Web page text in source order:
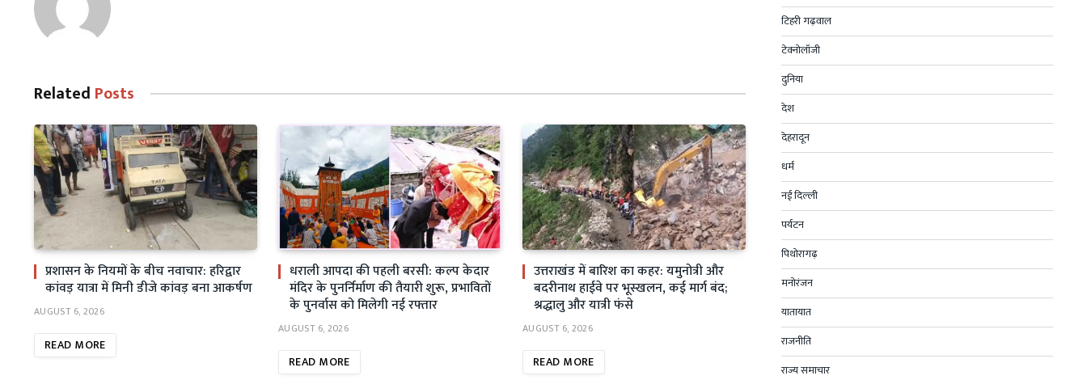
Related Posts
प्रशासन के नियमों के बीच नवाचार: हरिद्वार
कांवड़ यात्रा में मिनी डीजे कांवड़ बना आकर्षण
AUGUST 6, 2026
READ MORE
धराली आपदा की पहली बरसी: कल्प केदार
मंदिर के पुनर्निर्माण की तैयारी शुरू, प्रभावितों
के पुनर्वास को मिलेगी नई रफ्तार
AUGUST 6, 2026
READ MORE
उत्तराखंड में बारिश का कहर: यमुनोत्री और
बदरीनाथ हाईवे पर भूस्खलन, कई मार्ग बंद;
श्रद्धालु और यात्री फंसे
AUGUST 6, 2026
READ MORE
टिहरी गढ़वाल
टेक्नोलॉजी
दुनिया
देश
देहरादून
धर्म
नई दिल्ली
पर्यटन
पिथोरागढ़
मनोरंजन
यातायात
राजनीति
राज्य समाचार